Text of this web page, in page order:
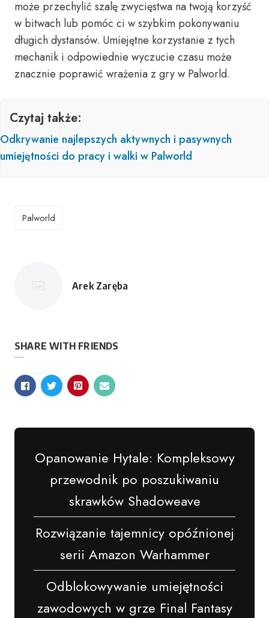
może przechylić szalę zwycięstwa na twoją korzyść
w bitwach lub pomóc ci w szybkim pokonywaniu
długich dystansów. Umiejętne korzystanie z tych
mechanik i odpowiednie wyczucie czasu może
znacznie poprawić wrażenia z gry w Palworld.
Czytaj także:
Odkrywanie najlepszych aktywnych i pasywnych
umiejętności do pracy i walki w Palworld
Palworld
Opublikowane
Arek Zaręba
SHARE WITH FRIENDS
Opanowanie Hytale: Kompleksowy
przewodnik po poszukiwaniu
skrawków Shadoweave
Rozwiązanie tajemnicy opóźnionej
serii Amazon Warhammer
Odblokowywanie umiejętności
zawodowych w grze Final Fantasy